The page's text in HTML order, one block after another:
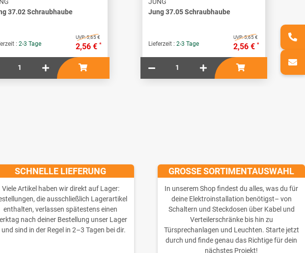
37.02 Schraubhaube
: 2-3 Tage
UVP:5,65 €
2,56 € *
JUNG
Jung 37.05 Schraubhaube
Lieferzeit : 2-3 Tage
UVP:5,65 €
2,56 € *
SCHNELLE LIEFERUNG
Viele Artikel haben wir direkt auf Lager:
die ausschließlich Lagerartikel
enthalten, verlassen spätestens einen
nach deiner Bestellung unser Lager
und sind in der Regel in 2–3 Tagen bei dir.
GROSSE SORTIMENTAUSWAHL
In unserem Shop findest du alles, was du für
deine Elektroinstallation benötigst– von
Schaltern und Steckdosen über Kabel und
Verteilerschränke bis hin zu
Türsprechanlagen und Leuchten. Starte jetzt
durch und finde genau das Richtige für dein
nächstes Projekt!